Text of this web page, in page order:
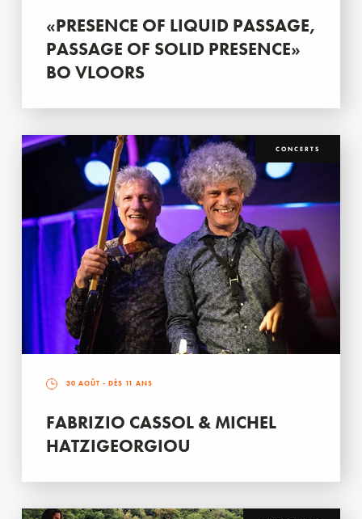
«PRESENCE OF LIQUID PASSAGE,
PASSAGE OF SOLID PRESENCE»
BO VLOORS
CONCERTS
30 AOÛT - DÈS 11 ANS
FABRIZIO CASSOL & MICHEL
HATZIGEORGIOU